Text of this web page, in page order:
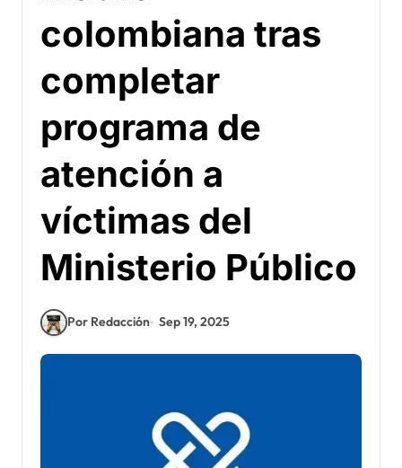
colombiana tras
completar
programa de
atención a
víctimas del
Ministerio Público
Por Redacción Sep 19, 2025